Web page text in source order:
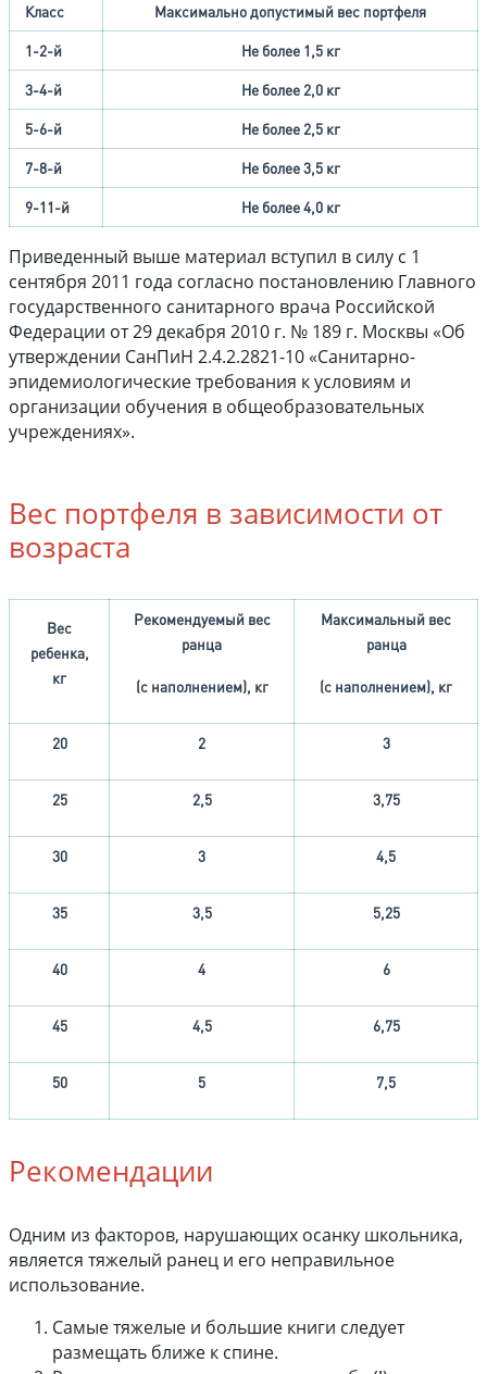
Класс Максимально допустимый вес портфеля
1-2-й Не более 1,5 кг
3-4-й Не более 2,0 кг
5-6-й Не более 2,5 кг
7-8-й Не более 3,5 кг
9-11-й Не более 4,0 кг
Приведенный выше материал вступил в силу с 1
сентября 2011 года согласно постановлению Главного
государственного санитарного врача Российской
Федерации от 29 декабря 2010 г. № 189 г. Москвы «Об
утверждении СанПиН 2.4.2.2821-10 «Санитарно-
эпидемиологические требования к условиям и
организации обучения в общеобразовательных
учреждениях».
Вес портфеля в зависимости от
возраста
Вес
ребенка,
кг
Рекомендуемый вес
ранца
(с наполнением), кг
Максимальный вес
ранца
(с наполнением), кг
20 2 3
25 2,5 3,75
30 3 4,5
35 3,5 5,25
40 4 6
45 4,5 6,75
50 5 7,5
Рекомендации
Одним из факторов, нарушающих осанку школьника,
является тяжелый ранец и его неправильное
использование.
Самые тяжелые и большие книги следует
размещать ближе к спине.